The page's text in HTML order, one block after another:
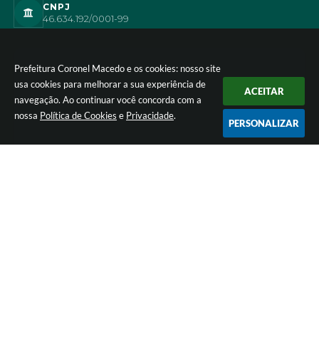
Prefeitura Coronel Macedo e os cookies: nosso site
usa cookies para melhorar a sua experiência de
navegação. Ao continuar você concorda com a
nossa Política de Cookies e Privacidade.
ACEITAR
PERSONALIZAR
CNPJ
46.634.192/0001-99